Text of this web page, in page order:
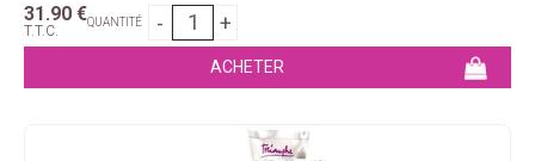
31.90 €
T.T.C. QUANTITÉ